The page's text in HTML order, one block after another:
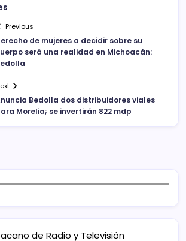
Previous
de mujeres a decidir sobre su
será una realidad en Michoacán:
Bedolla dos distribuidores viales
Morelia; se invertirán 822 mdp
de Radio y Televisión